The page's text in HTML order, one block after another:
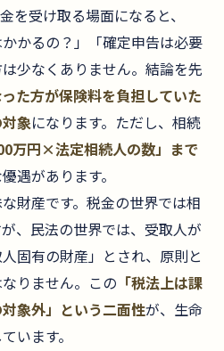
を受け取る場面になると、
かかるの？」「確定申告は必要
少なくありません。結論を先
た方が保険料を負担していた
象になります。ただし、相続
万円×法定相続人の数」まで
遇があります。
財産です。税金の世界では相
、民法の世界では、受取人が
固有の財産」とされ、原則と
りません。この 「税法上は課
象外」という二面性が、生命
います。